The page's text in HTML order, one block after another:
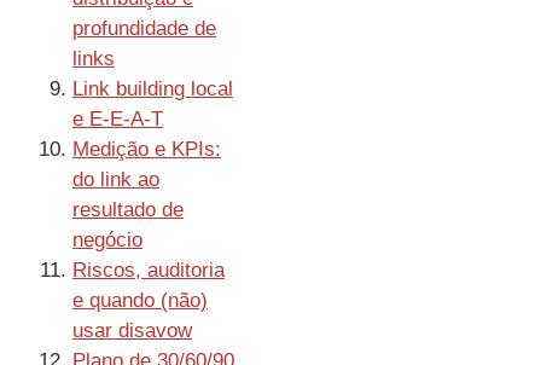
profundidade de
links
Link building local
e E-E-A-T
Medição e KPIs:
do link ao
resultado de
negócio
Riscos, auditoria
e quando (não)
usar disavow